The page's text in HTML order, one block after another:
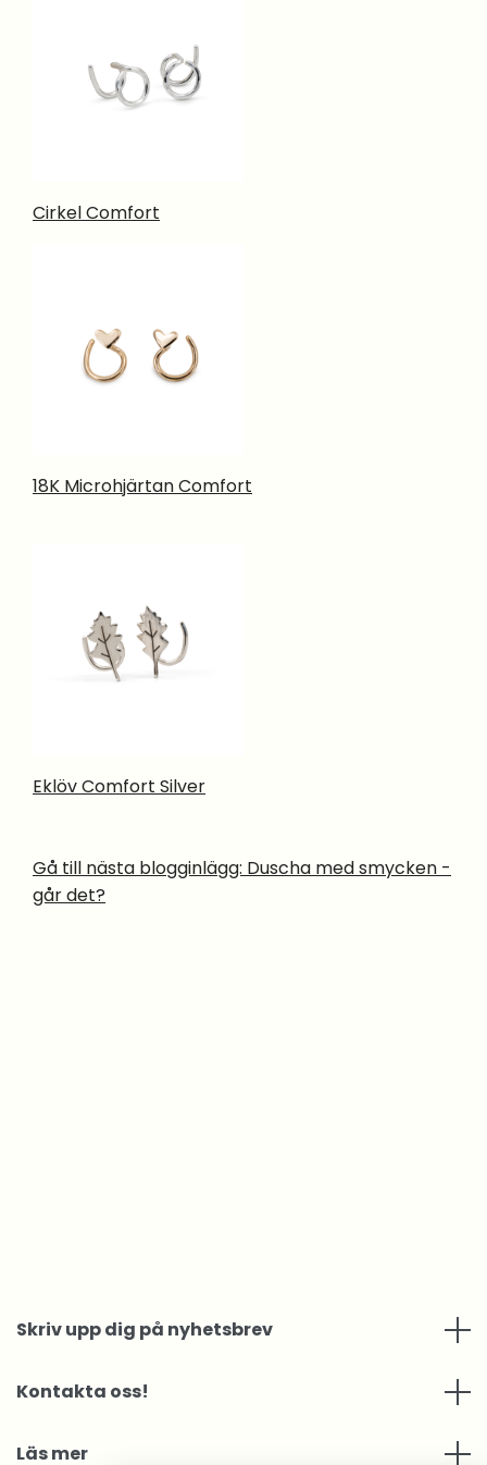
Cirkel Comfort
18K Microhjärtan Comfort
Eklöv Comfort Silver
Gå till nästa blogginlägg: Duscha med smycken -
går det?
Skriv upp dig på nyhetsbrev
Kontakta oss!
Läs mer